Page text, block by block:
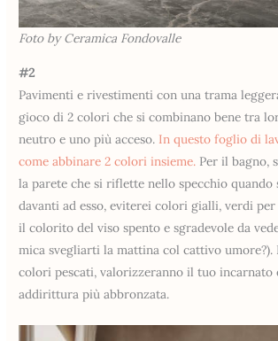
Foto by Ceramica Fondovalle
#2
Pavimenti e rivestimenti con una trama
gioco di 2 colori che si combinano bene tra
neutro e uno più acceso. In questo foglio di
come abbinare 2 colori insieme. Per il bagno,
la parete che si riflette nello specchio quando
davanti ad esso, eviterei colori gialli, verdi
il colorito del viso spento e sgradevole da
mica svegliarti la mattina col cattivo
colori pescati, valorizzeranno il tuo incarnato
addirittura più abbronzata.